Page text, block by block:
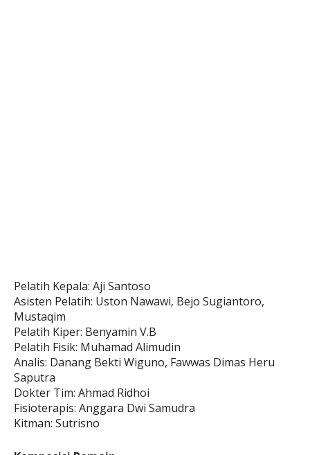
Pelatih Kepala: Aji Santoso
Asisten Pelatih: Uston Nawawi, Bejo Sugiantoro,
Mustaqim
Pelatih Kiper: Benyamin V.B
Pelatih Fisik: Muhamad Alimudin
Analis: Danang Bekti Wiguno, Fawwas Dimas Heru
Saputra
Dokter Tim: Ahmad Ridhoi
Fisioterapis: Anggara Dwi Samudra
Kitman: Sutrisno